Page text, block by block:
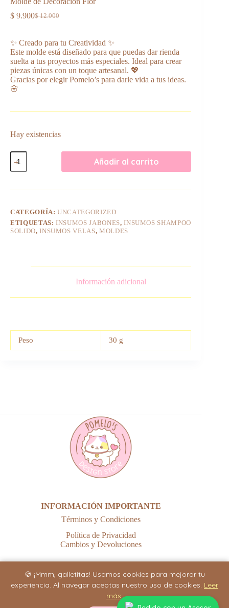
$12.000
El
original
era:
$ 12.000.
$ 9.900El
actual
es:
$ 9.900.
✨ Creado para tu Creatividad ✨
Este molde está diseñado para que puedas dar rienda
suelta a tus proyectos más especiales. Ideal para crear
piezas únicas con un toque artesanal. 💖
Gracias por elegir Pomelo’s para darle vida a tus ideas.
🌸
Hay existencias
Molde
de
Decoración
cantidad
Añadir al carrito
CATEGORÍA:UNCATEGORIZED
ETIQUETAS:INSUMOS JABONES,INSUMOS SHAMPOO
SOLIDO,INSUMOS VELAS, MOLDES
Información adicional
Peso 30 g
INFORMACIÓN IMPORTANTE
Términos y Condiciones
Política de Privacidad
Cambios y Devoluciones
🍪 ¡Mmm, galletitas! Usamos cookies para mejorar tu
experiencia. Al navegar aceptas nuestro uso de cookies. Leer
más.